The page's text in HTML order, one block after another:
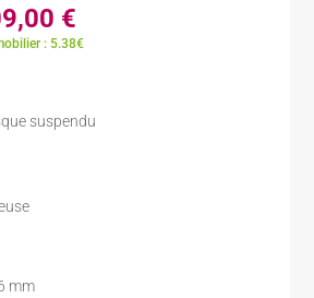
€.
€
prix
509,00 €.
: 5.38€
suspendu
mm